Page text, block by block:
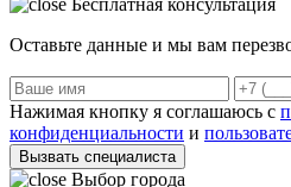
Оставьте данные и мы вам
Нажимая кнопку я соглашаюсь с
конфиденциальности и
Вызвать специалиста
Выбор города